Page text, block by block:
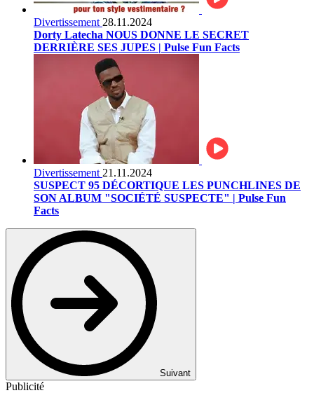
Divertissement 28.11.2024
Dorty Latecha NOUS DONNE LE SECRET
DERRIÈRE SES JUPES | Pulse Fun Facts
Divertissement 21.11.2024
SUSPECT 95 DÉCORTIQUE LES PUNCHLINES DE
SON ALBUM "SOCIÉTÉ SUSPECTE" | Pulse Fun
Facts
Suivant
Publicité